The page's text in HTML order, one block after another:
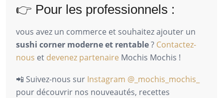
👉 Pour les professionnels :
vous avez un commerce et souhaitez ajouter un
sushi corner moderne et rentable? Contactez-
nous et devenez partenaire Mochis Mochis !
📲 Suivez-nous sur Instagram @_mochis_mochis_
pour découvrir nos nouveautés, recettes